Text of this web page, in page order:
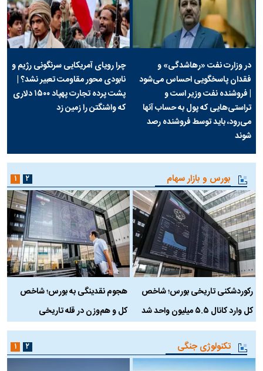
در وزارت نفت «رهاشدگی» و
فقدان پاسخگویی احساس می‌شود
| فروشنده نفت وزیر است و
تراستی‌هایی که پول به حساب آنها
می‌رود، باید توسط فروشنده رصد
شوند
چرا رویای آمریکایی سرنگونی رژیم و
نابودی محور مقاومت تعبیر نشد؟ |
پشت پرده تجارت پهپاد‌ ۱۵۰۰ دلاری
که واشنگتن را زمین زد
بورس و بازار سهام
رکوردشکنی تاریخی بورس؛ شاخص
کل وارد کانال ۵.۵ میلیون واحد شد
هجوم نقدینگی به بورس؛ شاخص
کل و هم‌وزن در قله تاریخی
۱ ۲
تکنولوژی جنگی ۱ ۲